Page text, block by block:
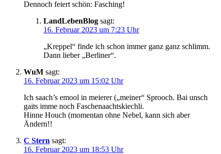
Dennoch feiert schön: Fasching!
LandLebenBlog sagt:
16. Februar 2023 um 7:23 Uhr
„Kreppel“ finde ich schon immer ganz ganz schlimm.
Dann lieber „Berliner“.
WuM sagt:
16. Februar 2023 um 15:02 Uhr
Ich saach’s emool in meierer („meiner“ Sprooch. Bai unsch
gaits imme noch Faschenaachtskiechli.
Hinne Houch (momentan ohne Nebel, kann sich aber
Ändern!!
C Stern sagt:
16. Februar 2023 um 18:53 Uhr